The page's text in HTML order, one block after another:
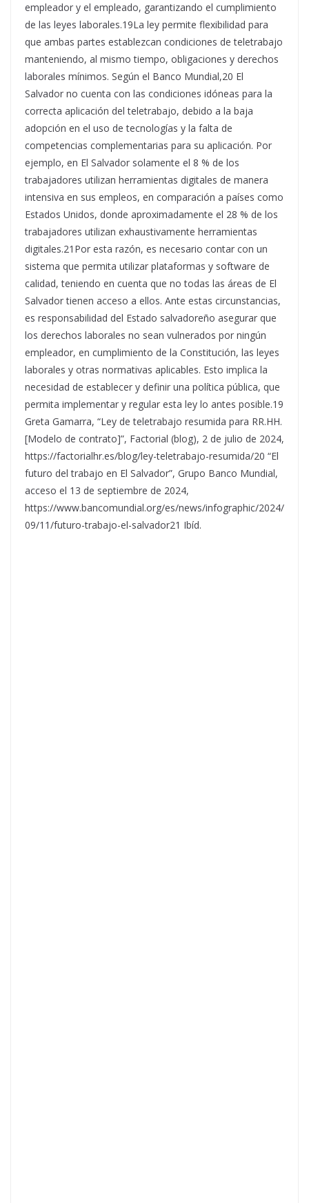
empleador y el empleado, garantizando el cumplimiento
de las leyes laborales.19La ley permite flexibilidad para
que ambas partes establezcan condiciones de teletrabajo
manteniendo, al mismo tiempo, obligaciones y derechos
laborales mínimos. Según el Banco Mundial,20 El
Salvador no cuenta con las condiciones idóneas para la
correcta aplicación del teletrabajo, debido a la baja
adopción en el uso de tecnologías y la falta de
competencias complementarias para su aplicación. Por
ejemplo, en El Salvador solamente el 8 % de los
trabajadores utilizan herramientas digitales de manera
intensiva en sus empleos, en comparación a países como
Estados Unidos, donde aproximadamente el 28 % de los
trabajadores utilizan exhaustivamente herramientas
digitales.21Por esta razón, es necesario contar con un
sistema que permita utilizar plataformas y software de
calidad, teniendo en cuenta que no todas las áreas de El
Salvador tienen acceso a ellos. Ante estas circunstancias,
es responsabilidad del Estado salvadoreño asegurar que
los derechos laborales no sean vulnerados por ningún
empleador, en cumplimiento de la Constitución, las leyes
laborales y otras normativas aplicables. Esto implica la
necesidad de establecer y definir una política pública, que
permita implementar y regular esta ley lo antes posible.19
Greta Gamarra, “Ley de teletrabajo resumida para RR.HH.
[Modelo de contrato]”, Factorial (blog), 2 de julio de 2024,
https://factorialhr.es/blog/ley-teletrabajo-resumida/20 “El
futuro del trabajo en El Salvador”, Grupo Banco Mundial,
acceso el 13 de septiembre de 2024,
https://www.bancomundial.org/es/news/infographic/2024/
09/11/futuro-trabajo-el-salvador21 Ibíd.